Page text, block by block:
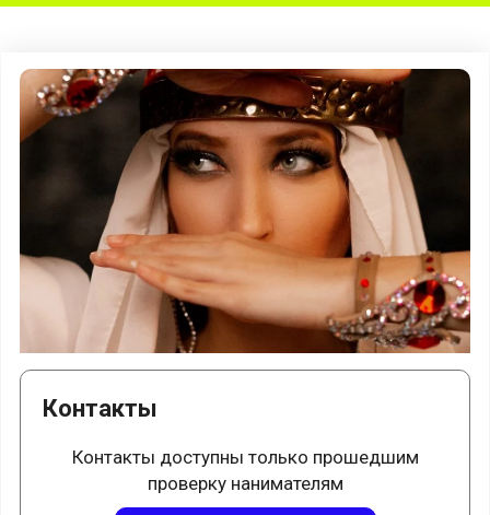
Контакты
Контакты доступны только прошедшим
проверку нанимателям